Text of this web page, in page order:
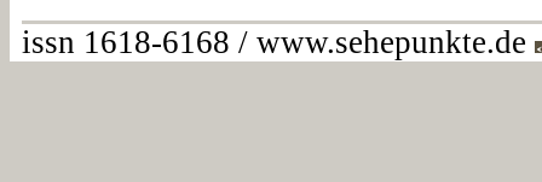
issn 1618-6168 / www.sehepunkte.de